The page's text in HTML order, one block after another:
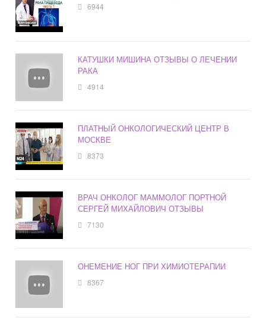
6944
КАТУШКИ МИШИНА ОТЗЫВЫ О ЛЕЧЕНИИ
РАКА
4914
ПЛАТНЫЙ ОНКОЛОГИЧЕСКИЙ ЦЕНТР В
МОСКВЕ
8373
ВРАЧ ОНКОЛОГ МАММОЛОГ ПОРТНОЙ
СЕРГЕЙ МИХАЙЛОВИЧ ОТЗЫВЫ
7130
ОНЕМЕНИЕ НОГ ПРИ ХИМИОТЕРАПИИ
8367